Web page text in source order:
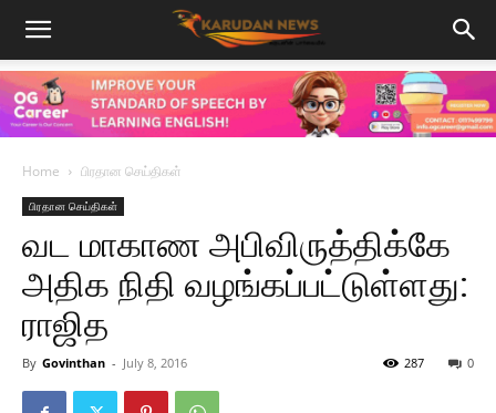
Home பிரதான செய்திகள்
பிரதான செய்திகள்
வட மாகாண அபிவிருத்திக்கே
அதிக நிதி வழங்கப்பட்டுள்ளது:
ராஜித
By Govinthan - July 8, 2016 0
287